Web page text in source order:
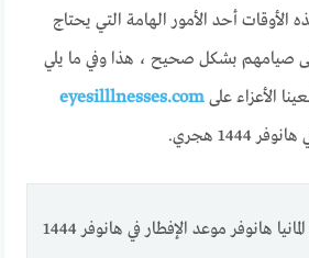
الأوقات أحد الأمور الهامة التي يحتاج
صيامهم بشكل صحيح ، هذا وفي ما يلي
الأعزاء علىeyesilllnesses.com
هجري.